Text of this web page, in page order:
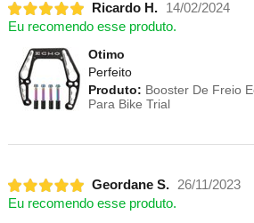
Ricardo H.
14/02/2024
Eu recomendo esse produto.
Otimo
Perfeito
Produto: Booster De Freio
Para Bike Trial
Geordane S. 26/11/2023
Eu recomendo esse produto.